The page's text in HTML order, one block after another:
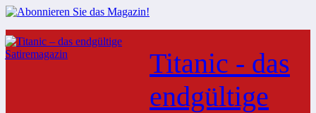
Zum
Inhalt
springen
Titanic - das
endgültige